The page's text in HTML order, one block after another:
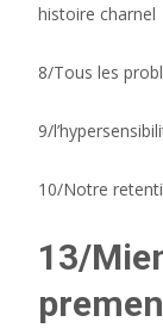
histoire charnel
8/Tous les
9/
10/Notre
13/